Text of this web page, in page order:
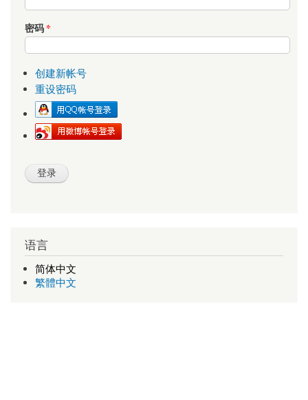
密码*
创建新帐号
重设密码
语言
简体中文
繁體中文